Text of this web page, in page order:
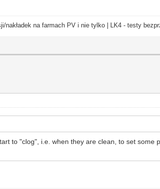
na farmach PV i nie tylko | LK4 - testy
to "clog", i.e. when they are clean, to set some